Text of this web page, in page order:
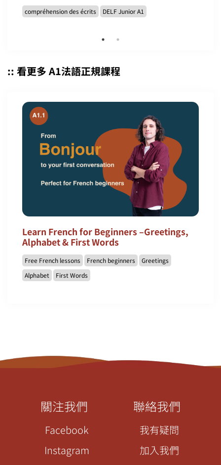
compréhension des écrits DELF Junior A1
:: 看更多 A1法語正規課程
Learn French for Beginners –Greetings,
Alphabet & First Words
Free French lessons French beginners
Greetings
Alphabet
First Words
關注我們
Facebook
Instagram
聯絡我們
我有疑問
加入我們